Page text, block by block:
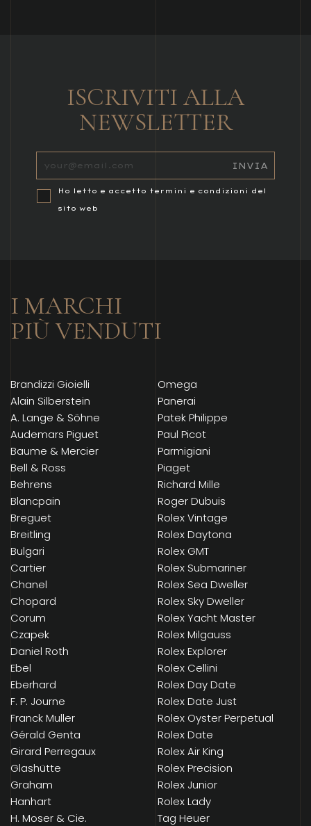
ISCRIVITI ALLA
NEWSLETTER
Ho letto e accetto termini e condizioni del
sito web
I MARCHI
PIÙ VENDUTI
Brandizzi Gioielli
Alain Silberstein
A. Lange & Söhne
Audemars Piguet
Baume & Mercier
Bell & Ross
Behrens
Blancpain
Breguet
Breitling
Bulgari
Cartier
Chanel
Chopard
Corum
Czapek
Daniel Roth
Ebel
Eberhard
F. P. Journe
Franck Muller
Gérald Genta
Girard Perregaux
Glashütte
Graham
Hanhart
H. Moser & Cie.
Omega
Panerai
Patek Philippe
Paul Picot
Parmigiani
Piaget
Richard Mille
Roger Dubuis
Rolex Vintage
Rolex Daytona
Rolex GMT
Rolex Submariner
Rolex Sea Dweller
Rolex Sky Dweller
Rolex Yacht Master
Rolex Milgauss
Rolex Explorer
Rolex Cellini
Rolex Day Date
Rolex Date Just
Rolex Oyster Perpetual
Rolex Date
Rolex Air King
Rolex Precision
Rolex Junior
Rolex Lady
Tag Heuer